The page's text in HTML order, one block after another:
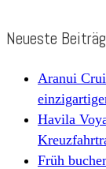
Neueste
Aranui
Havila
Früh